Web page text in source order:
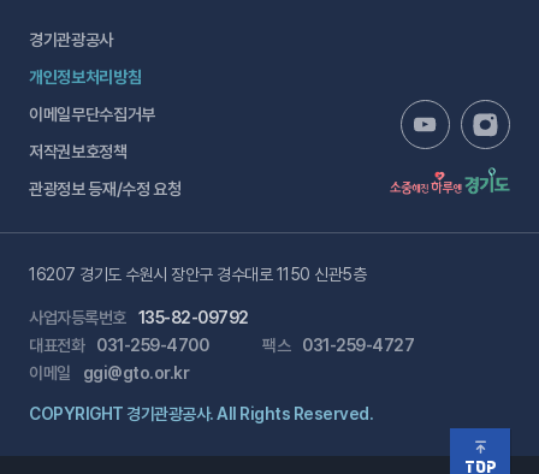
TOP
경기관광공사
개인정보처리방침
이메일무단수집거부
저작권보호정책
관광정보 등재/수정 요청
16207 경기도 수원시 장안구 경수대로 1150 신관5층
사업자등록번호
135-82-09792
대표전화
031-259-4700 팩스
031-259-4727
이메일
ggi@gto.or.kr
COPYRIGHT 경기관광공사. All Rights Reserved.